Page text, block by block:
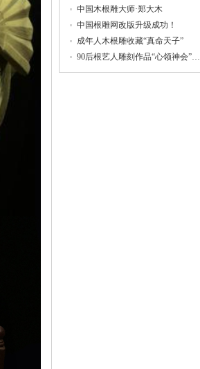
中国木根雕大师·郑大木
中国根雕网改版升级成功！
成年人木根雕收藏“真命天子”
90后根艺人雕刻作品“心领神会”…